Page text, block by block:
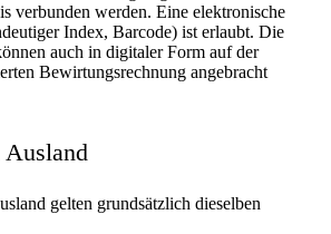
verbunden werden. Eine elektronische
Index, Barcode) ist erlaubt. Die
auch in digitaler Form auf der
Bewirtungsrechnung angebracht
gelten grundsätzlich dieselben